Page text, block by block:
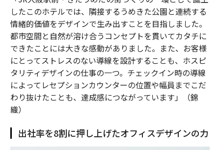
したこのホテルでは、隣接するうめきた公園と連続する
情緒的価値をデザインで生み出すことを目指しました。
都市空間と自然が溶け合うコンセプトを貫いてカタチに
できたことには大きな感動がありました。また、お客様
にとってストレスのない導線を設計することも、ホスピ
タリティデザインの仕事の一つ。チェックイン時の導線
によってレセプションカウンターの位置や幅員までこだ
わり抜けたことも、達成感につながっています」（錦
織）
出社率を8割に押し上げたオフィスデザインの力